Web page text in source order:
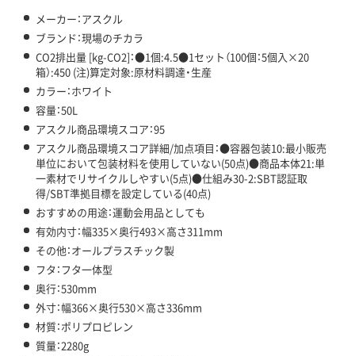
メーカー：アスクル
ブランド：現場のチカラ
CO2排出量 [kg-CO2]：●1個:4.5●1セット（100個：5個入×20
箱）:450 (注)算定対象:原材料調達・生産
カラー：ホワイト
容量：50L
アスクル商品環境スコア：95
アスクル商品環境スコア詳細/加点項目：●容器包装10:最小販売
単位において包装材料を使用していない(50点)●商品本体21:単
一素材でリサイクルしやすい(5点)●仕組み30-2:SBT認証取
得/SBT準拠目標を設定している(40点)
おすすめの用途：運動会用品としても
有効内寸：幅335×奥行493×高さ311mm
その他：オールプラスチック製
フタ：フタ一体型
奥行：530mm
外寸：幅366×奥行530×高さ336mm
材質：ポリプロピレン
質量：2280g